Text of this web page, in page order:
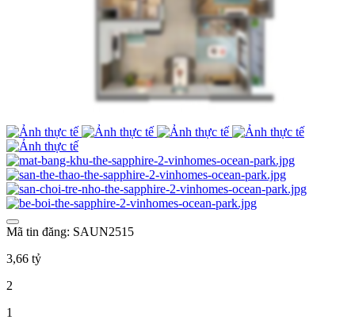
Mã tin đăng: SAUN2515
3,66 tỷ
2
1